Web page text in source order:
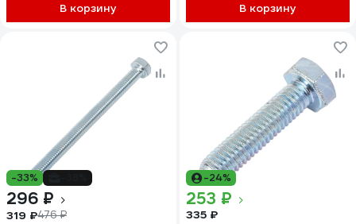
В корзину В корзину
-33%
296 ₽
319 ₽476 ₽
-24%
253 ₽
335 ₽